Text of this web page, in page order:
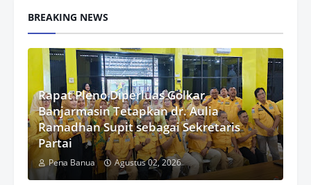
BREAKING NEWS
Rapat Pleno Diperluas Golkar
Banjarmasin Tetapkan dr. Aulia
Ramadhan Supit sebagai Sekretaris
Partai
Pena Banua Agustus 02, 2026